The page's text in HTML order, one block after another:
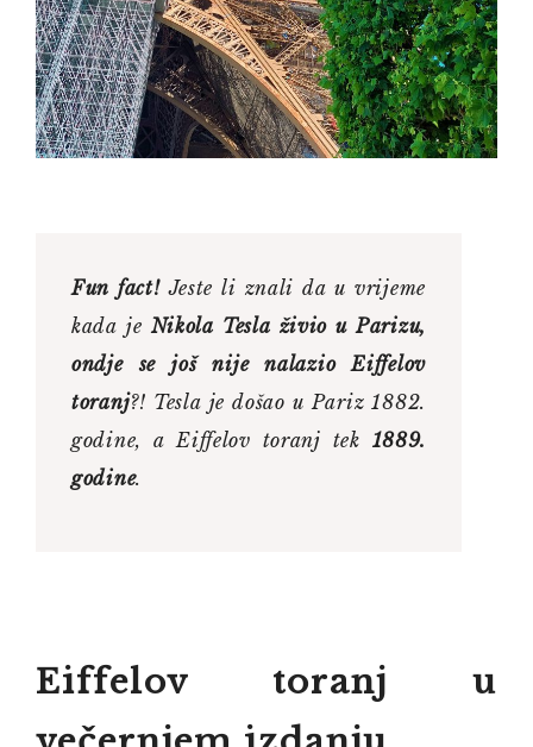
Fun fact!Jeste li znali da u vrijeme
kada je Nikola Tesla živio u Parizu,
ondje se još nije nalazio Eiffelov
toranj?! Tesla je došao u Pariz 1882.
godine, a Eiffelov toranj tek 1889.
godine.
Eiffelov toranj u